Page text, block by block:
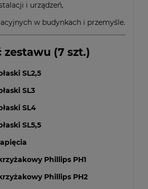
i urządzeń,
w budynkach i przemyśle.
(7 szt.)
SL2,5
SL3
SL4
SL5,5
Phillips PH1
Phillips PH2